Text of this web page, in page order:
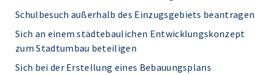
Schulbesuch außerhalb des Einzugsgebiets beantragen
Sich an einem städtebaulichen Entwicklungskonzept
zum Stadtumbau beteiligen
Sich bei der Erstellung eines Bebauungsplans